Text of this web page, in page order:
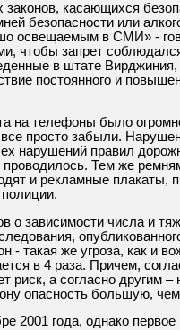
касающихся
безопасности или
освещаемым в СМИ» -
чтобы запрет
в штате Вирджиния,
постоянного и
на телефоны было
просто забыли.
нарушений правил
Тем же
и рекламные плакаты,
о зависимости числа и
такая же угроза, как и
в 4 раза. Причем,
а согласно другим –
опасность большую,
2001 года, однако